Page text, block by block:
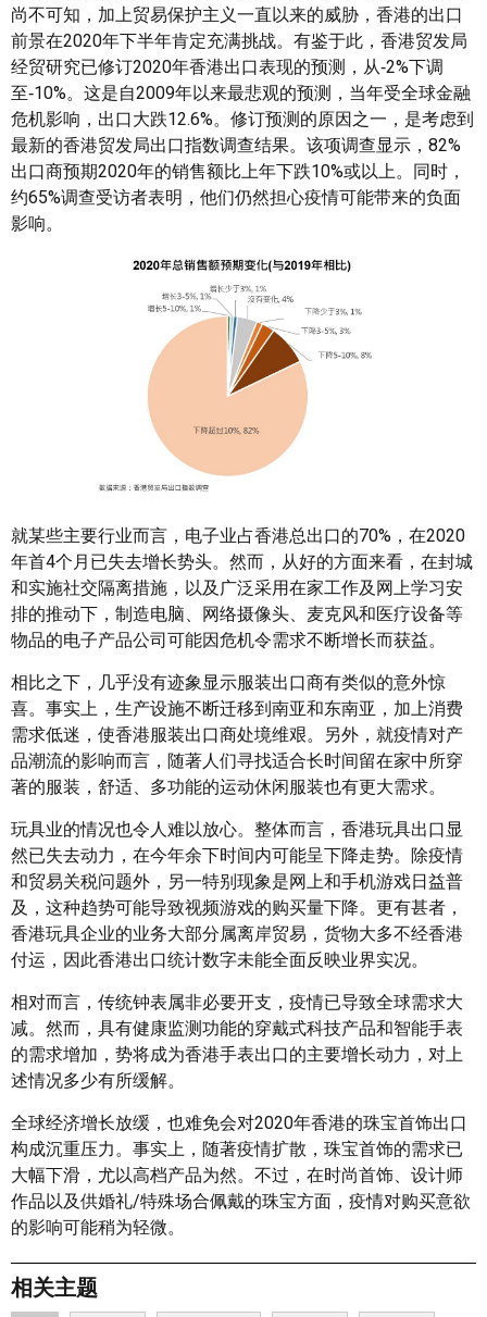
尚不可知，加上贸易保护主义一直以来的威胁，香港的出口
前景在2020年下半年肯定充满挑战。有鉴于此，香港贸发局
经贸研究已修订2020年香港出口表现的预测，从‑2%下调
至‑10%。这是自2009年以来最悲观的预测，当年受全球金融
危机影响，出口大跌12.6%。修订预测的原因之一，是考虑到
最新的香港贸发局出口指数调查结果。该项调查显示，82%
出口商预期2020年的销售额比上年下跌10%或以上。同时，
约65%调查受访者表明，他们仍然担心疫情可能带来的负面
影响。
就某些主要行业而言，电子业占香港总出口的70%，在2020
年首4个月已失去增长势头。然而，从好的方面来看，在封城
和实施社交隔离措施，以及广泛采用在家工作及网上学习安
排的推动下，制造电脑、网络摄像头、麦克风和医疗设备等
物品的电子产品公司可能因危机令需求不断增长而获益。
相比之下，几乎没有迹象显示服装出口商有类似的意外惊
喜。事实上，生产设施不断迁移到南亚和东南亚，加上消费
需求低迷，使香港服装出口商处境维艰。另外，就疫情对产
品潮流的影响而言，随著人们寻找适合长时间留在家中所穿
著的服装，舒适、多功能的运动休闲服装也有更大需求。
玩具业的情况也令人难以放心。整体而言，香港玩具出口显
然已失去动力，在今年余下时间内可能呈下降走势。除疫情
和贸易关税问题外，另一特别现象是网上和手机游戏日益普
及，这种趋势可能导致视频游戏的购买量下降。更有甚者，
香港玩具企业的业务大部分属离岸贸易，货物大多不经香港
付运，因此香港出口统计数字未能全面反映业界实况。
相对而言，传统钟表属非必要开支，疫情已导致全球需求大
减。然而，具有健康监测功能的穿戴式科技产品和智能手表
的需求增加，势将成为香港手表出口的主要增长动力，对上
述情况多少有所缓解。
全球经济增长放缓，也难免会对2020年香港的珠宝首饰出口
构成沉重压力。事实上，随著疫情扩散，珠宝首饰的需求已
大幅下滑，尤以高档产品为然。不过，在时尚首饰、设计师
作品以及供婚礼/特殊场合佩戴的珠宝方面，疫情对购买意欲
的影响可能稍为轻微。
相关主题